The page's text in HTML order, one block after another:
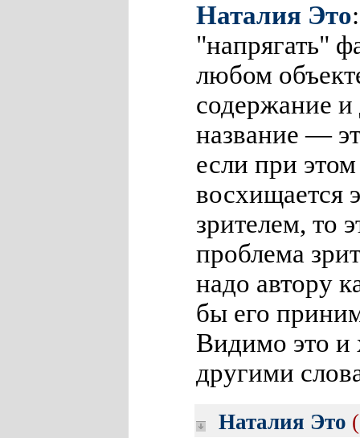
Наталия Это
"напрягать"
любом
содержание и
название —
если при
восхищается
зрителем, то
проблема
надо автору
бы его
Видимо это и
другими
Наталия Это